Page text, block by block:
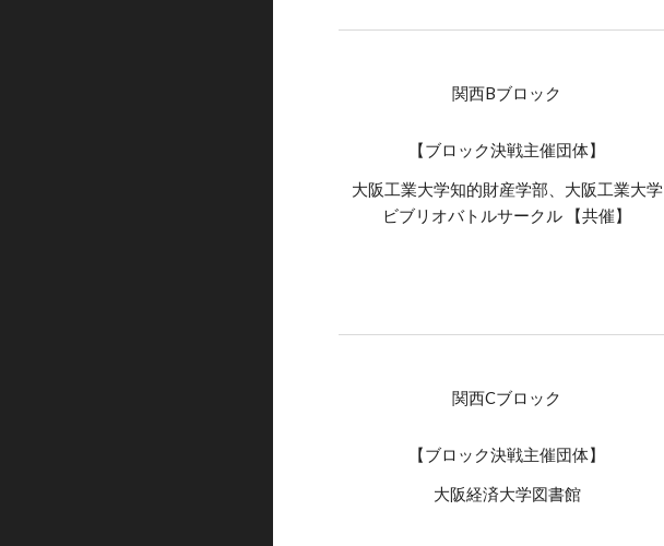
関西Bブロック
【ブロック決戦主催団体】
大阪工業大学知的財産学部、大阪工業大学
ビブリオバトルサークル 【共催】
関西Cブロック
【ブロック決戦主催団体】
大阪経済大学図書館